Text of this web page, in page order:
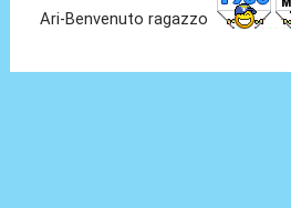
Ari-Benvenuto ragazzo